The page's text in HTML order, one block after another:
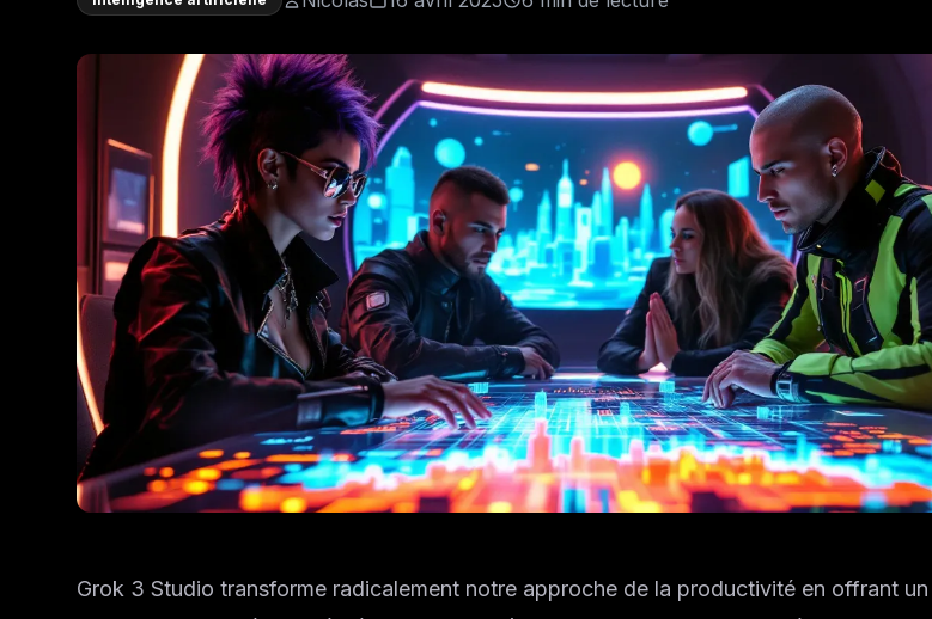
Grok 3 Studio transforme radicalement notre approche de la productivité en offrant un